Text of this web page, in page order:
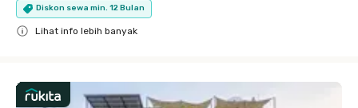
Diskon sewa min. 12 Bulan
Lihat info lebih banyak